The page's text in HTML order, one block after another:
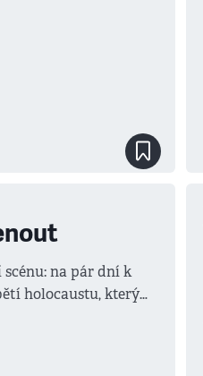
na pár dní k
holocaustu, který
minulosti